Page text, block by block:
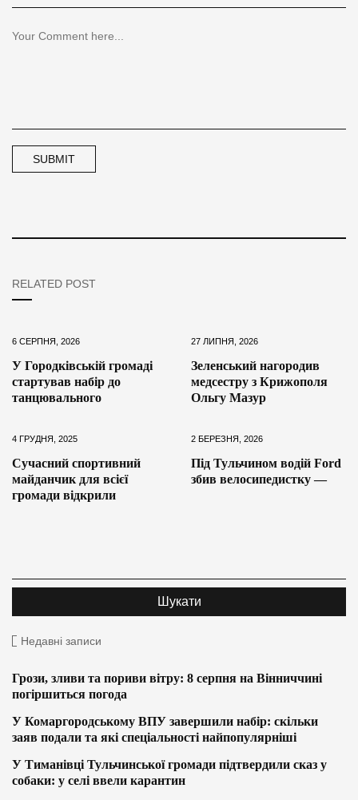
RELATED POST
6 СЕРПНЯ, 2026
У Городківській громаді
стартував набір до
танцювального
27 ЛИПНЯ, 2026
Зеленський нагородив
медсестру з Крижополя
Ольгу Мазур
4 ГРУДНЯ, 2025
Сучасний спортивний
майданчик для всієї
громади відкрили
2 БЕРЕЗНЯ, 2026
Під Тульчином водій Ford
збив велосипедистку —
Недавні записи
Грози, зливи та пориви вітру: 8 серпня на Вінниччині
погіршиться погода
У Комаргородському ВПУ завершили набір: скільки
заяв подали та які спеціальності найпопулярніші
У Тиманівці Тульчинської громади підтвердили сказ у
собаки: у селі ввели карантин